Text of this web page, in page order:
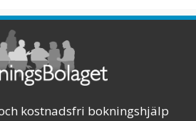
kostnadsfri bokningshjälp